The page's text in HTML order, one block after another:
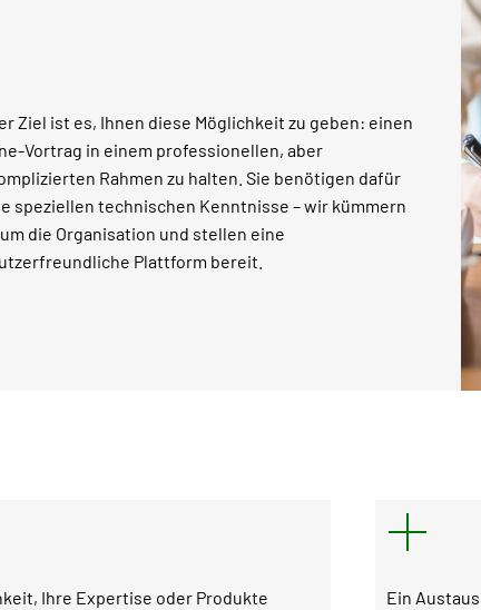
Ziel ist es, Ihnen diese Möglichkeit zu geben: einen
Vortrag in einem professionellen, aber
Rahmen zu halten. Sie benötigen dafür
speziellen technischen Kenntnisse – wir kümmern
die Organisation und stellen eine
Plattform bereit.
Ihre Expertise oder Produkte
Ein